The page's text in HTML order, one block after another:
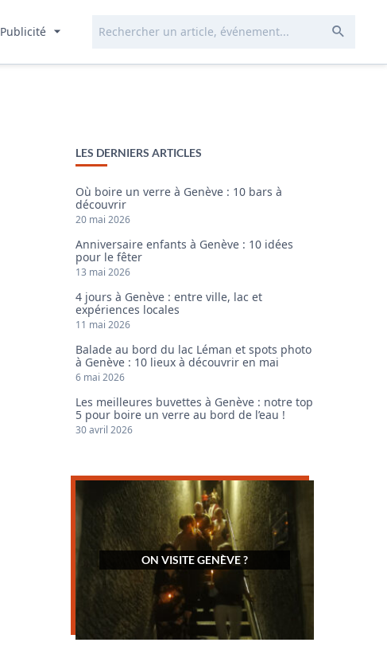
Publicité
LES DERNIERS ARTICLES
Où boire un verre à Genève : 10 bars à
découvrir
20 mai 2026
Anniversaire enfants à Genève : 10 idées
pour le fêter
13 mai 2026
4 jours à Genève : entre ville, lac et
expériences locales
11 mai 2026
Balade au bord du lac Léman et spots photo
à Genève : 10 lieux à découvrir en mai
6 mai 2026
Les meilleures buvettes à Genève : notre top
5 pour boire un verre au bord de l’eau !
30 avril 2026
ON VISITE GENÈVE ?